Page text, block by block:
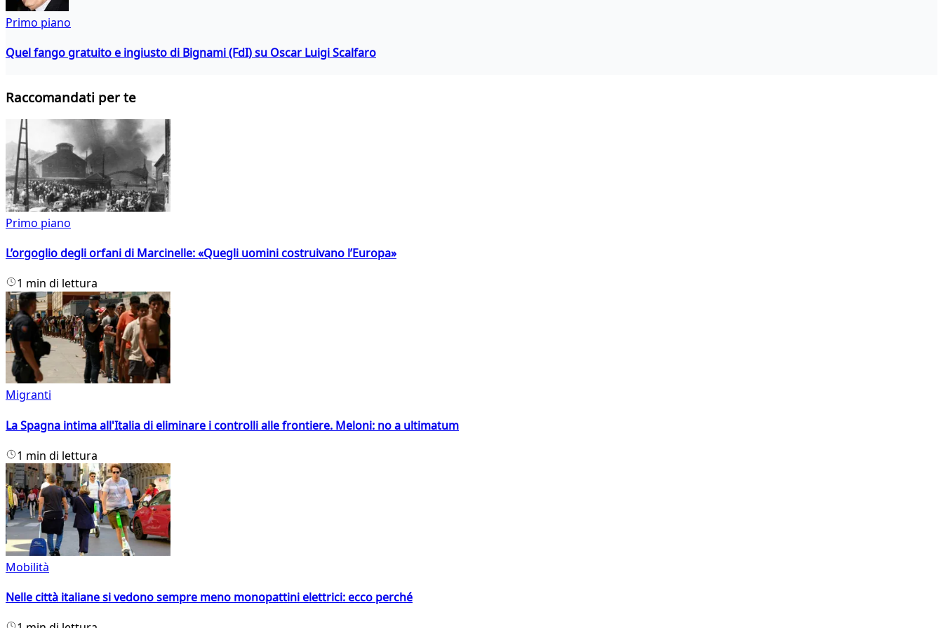
Primo piano
Quel fango gratuito e ingiusto di Bignami (FdI) su Oscar Luigi Scalfaro
Raccomandati per te
Primo piano
L’orgoglio degli orfani di Marcinelle: «Quegli uomini costruivano l’Europa»
1 min di lettura
Migranti
La Spagna intima all'Italia di eliminare i controlli alle frontiere. Meloni: no a ultimatum
1 min di lettura
Mobilità
Nelle città italiane si vedono sempre meno monopattini elettrici: ecco perché